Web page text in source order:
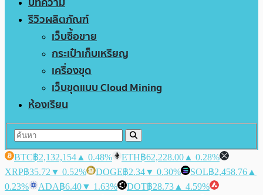
รีวิวผลิตภัณฑ์
เว็บซื้อขาย
กระเป๋าเก็บเหรียญ
เครื่องขุด
เว็บขุดแบบ Cloud Mining
ห้องเรียน
BTC฿2,132,154 ▲ 0.48% ETH฿62,228.00 ▲ 0.28%
XRP฿35.72 ▼ 0.52% DOGE฿2.34▼ 0.30% SOL฿2,458.76 ▲
0.23%
ADA฿6.40▼ 1.63% DOT฿28.73 ▲ 4.59%